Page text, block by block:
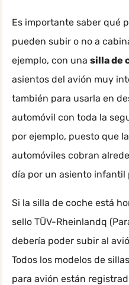
Es importante saber qué
pueden subir o no a
ejemplo, con una silla de
asientos del avión muy
también para usarla en
automóvil con toda la
por ejemplo, puesto que
automóviles cobran
día por un asiento infantil
Si la silla de coche está
sello TÜV-Rheinlandq
debería poder subir al
Todos los modelos de
para avión están